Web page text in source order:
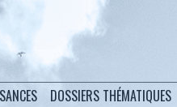
DOSSIERS THÉMATIQUES